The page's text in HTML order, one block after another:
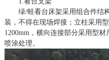
绿/蛙看台床架采用组合件结
装，不得在现场焊接；立柱采用
1200mm，横向连接部分采用型
喷涂处理。